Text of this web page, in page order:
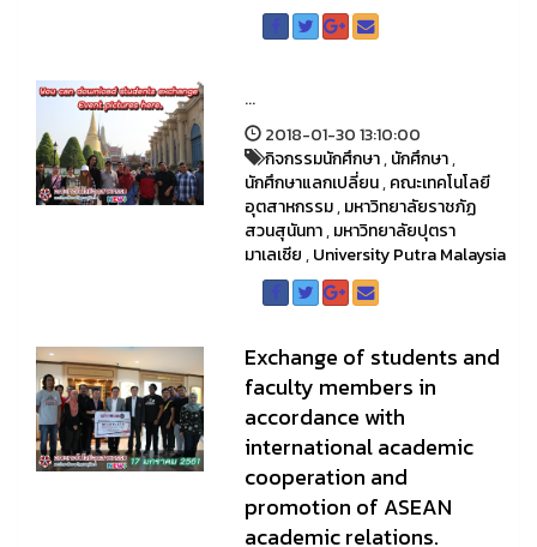
...
2018-01-30 13:10:00
กิจกรรมนักศึกษา,นักศึกษา,
นักศึกษาแลกเปลี่ยน,คณะเทคโนโลยี
อุตสาหกรรม,มหาวิทยาลัยราชภัฏ
สวนสุนันทา,มหาวิทยาลัยปุตรา
มาเลเซีย,University Putra Malaysia
Exchange of students and
faculty members in
accordance with
international academic
cooperation and
promotion of ASEAN
academic relations.